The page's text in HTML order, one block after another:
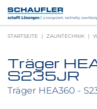
Inhalt
Hauptnavigation
Footernavigation
Logo
Schaufler
verlinkt
Startseite
STARTSEITE ZAUNTECHNIK
Produktbilder
überspringen
Träger
S235JR
Träger HEA360 -